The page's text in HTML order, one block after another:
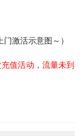
激活示意图～）
值活动，流量未到